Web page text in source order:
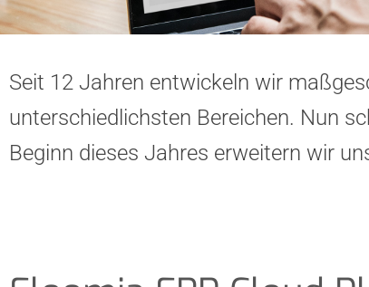
Seit 12 Jahren entwickeln wir
unterschiedlichsten Bereichen. Nun
Beginn dieses Jahres erweitern wir